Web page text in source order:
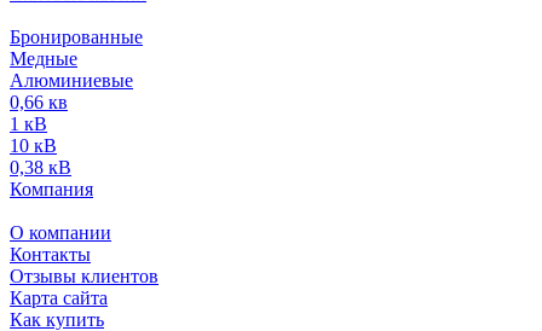
Бронированные
Медные
Алюминиевые
0,66 кв
1 кВ
10 кВ
0,38 кВ
Компания
О компании
Контакты
Отзывы клиентов
Карта сайта
Как купить